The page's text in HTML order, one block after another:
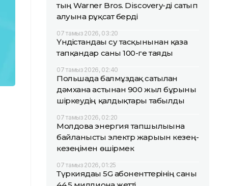
тың Warner Bros. Discovery-ді сатып
алуына рұқсат берді
07 тамыз 2026, 03:20
Үндістандағы су тасқынынан қаза
тапқандар саны 100-ге таяды
07 тамыз 2026, 02:40
Польшада балмұздақ сатылған
дәмхана астынан 900 жыл бұрынғы
шіркеудің қалдықтары табылды
07 тамыз 2026, 02:20
Молдова энергия тапшылығына
байланысты электр жарығын кезең-
кезеңімен өшірмек
07 тамыз 2026, 01:25
Түркиядағы 5G абоненттерінің саны